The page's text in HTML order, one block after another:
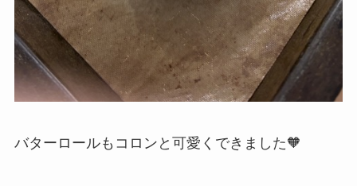
バターロールもコロンと可愛くできました🧡